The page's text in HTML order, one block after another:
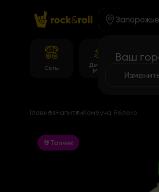
Запорожье
Ваш
Сеты
Детское
Меню
ГлавнаяНапиткиКомбуча Яблоко
🤘Топчик